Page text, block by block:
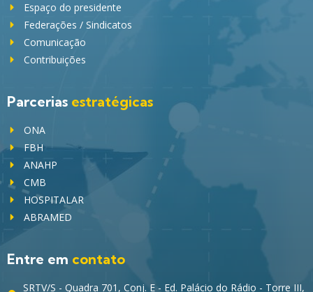
Espaço do presidente
Federações / Sindicatos
Comunicação
Contribuições
Parcerias estratégicas
ONA
FBH
ANAHP
CMB
HOSPITALAR
ABRAMED
Entre em contato
SRTV/S - Quadra 701, Conj. E - Ed. Palácio do Rádio - Torre III,